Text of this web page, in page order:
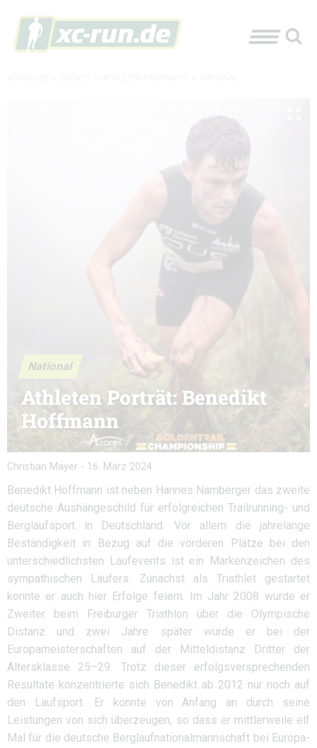
National
Athleten Porträt: Benedikt
Hoffmann
Christian Mayer - 16. März 2024
Benedikt Hoffmann ist neben Hannes Namberger das zweite
deutsche Aushängeschild für erfolgreichen Trailrunning- und
Berglaufsport in Deutschland. Vor allem die jahrelange
Beständigkeit in Bezug auf die vorderen Plätze bei den
unterschiedlichsten Laufevents ist ein Markenzeichen des
sympathischen Läufers. Zunächst als Triathlet gestartet
konnte er auch hier Erfolge feiern. Im Jahr 2008 wurde er
Zweiter beim Freiburger Triathlon über die Olympische
Distanz und zwei Jahre später wurde er bei der
Europameisterschaften auf der Mitteldistanz Dritter der
Altersklasse 25–29. Trotz dieser erfolgsversprechenden
Resultate konzentrierte sich Benedikt ab 2012 nur noch auf
den Laufsport. Er konnte von Anfang an durch seine
Leistungen von sich überzeugen, so dass er mittlerweile elf
Mal für die deutsche Berglaufnationalmannschaft bei Europa-